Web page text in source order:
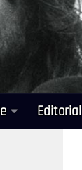
Editorial